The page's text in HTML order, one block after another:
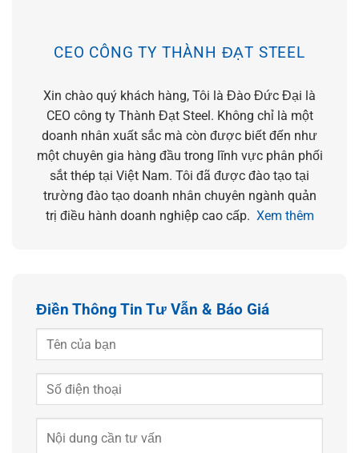
CEO CÔNG TY THÀNH ĐẠT STEEL
Xin chào quý khách hàng, Tôi là Đào Đức Đại là
CEO công ty Thành Đạt Steel. Không chỉ là một
doanh nhân xuất sắc mà còn được biết đến như
một chuyên gia hàng đầu trong lĩnh vực phân phối
sắt thép tại Việt Nam. Tôi đã được đào tạo tại
trường đào tạo doanh nhân chuyên ngành quản
trị điều hành doanh nghiệp cao cấp. Xem thêm
Điền Thông Tin Tư Vẫn & Báo Giá